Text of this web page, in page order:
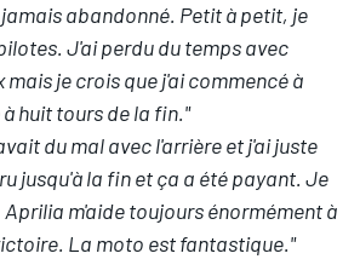
abandonné. Petit à petit, je
J'ai perdu du temps avec
mais je crois que j'ai commencé à
huit tours de la fin."
du mal avec l'arrière et j'ai juste
jusqu'à la fin et ça a été payant. Je
m'aide toujours énormément à
La moto est fantastique."